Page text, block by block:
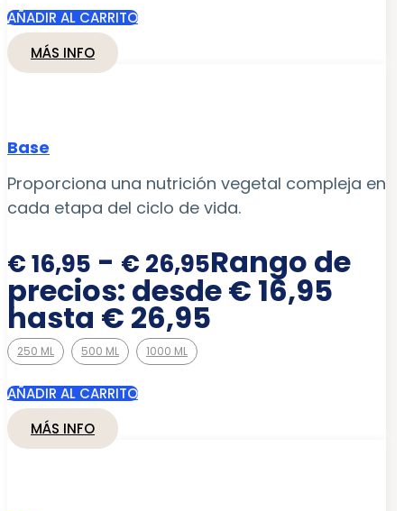
AÑADIR AL CARRITO
MÁS INFO
Base
Proporciona una nutrición vegetal compleja en
cada etapa del ciclo de vida.
€16,95 - € 26,95Rango de
precios: desde € 16,95
hasta € 26,95
250 ML 500 ML 1000 ML
AÑADIR AL CARRITO
MÁS INFO